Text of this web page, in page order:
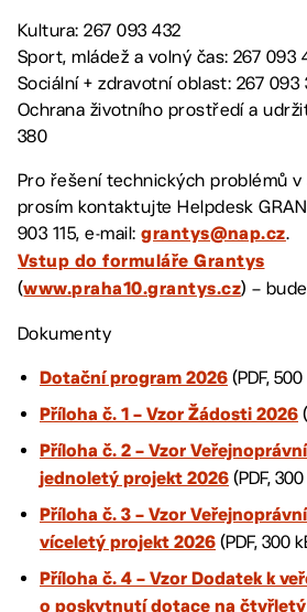
Kultura: 267 093 432
Sport, mládež a volný čas: 267 093
Sociální + zdravotní oblast: 267 093
Ochrana životního prostředí a
380
Pro řešení technických problémů v
prosím kontaktujte Helpdesk
903 115, e-mail:grantys@nap.cz.
Vstup do formuláře Grantys
(www.praha10.grantys.cz) –
Dokumenty
Dotační program 2026 (PDF,
Příloha č. 1 – Vzor Žádosti 2026
Příloha č. 2 – Vzor
jednoletý projekt 2026 (PDF,
Příloha č. 3 – Vzor
víceletý projekt 2026 (PDF, 300
Příloha č. 4 – Vzor Dodatek k
o poskytnutí dotace na